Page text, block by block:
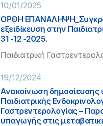
10/01/2025
ΟΡΘΗ
εξειδίκευση στην
31 -12 -2025.
Παιδιατρική
19/12/2024
Ανακοίνωση δημοσίευσης
Παιδιατρικής
Γαστρεντερολογίας –
υπαγωγής στις